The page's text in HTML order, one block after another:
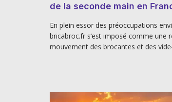
de la seconde main en
En plein essor des préoccupations
bricabroc.fr s’est imposé comme une
mouvement des brocantes et des